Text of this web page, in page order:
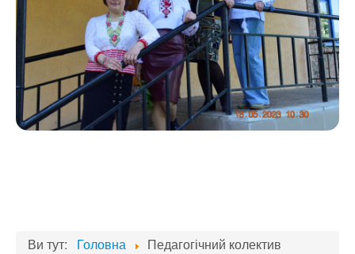
Ви тут: Головна Педагогічний колектив